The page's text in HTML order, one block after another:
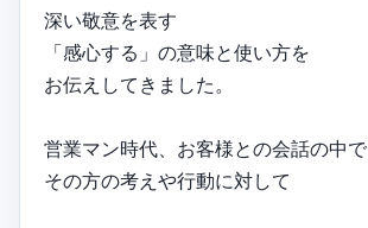
深い敬意を表す
「感心する」の意味と使い方を
お伝えしてきました。
営業マン時代、お客様との会話の中で
その方の考えや行動に対して